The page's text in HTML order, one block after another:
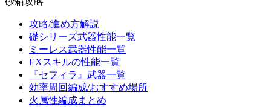
攻略/進め方解説
礎シリーズ武器性能一覧
ミーレス武器性能一覧
EXスキルの性能一覧
『セフィラ』武器一覧
効率周回編成/おすすめ場所
火属性編成まとめ